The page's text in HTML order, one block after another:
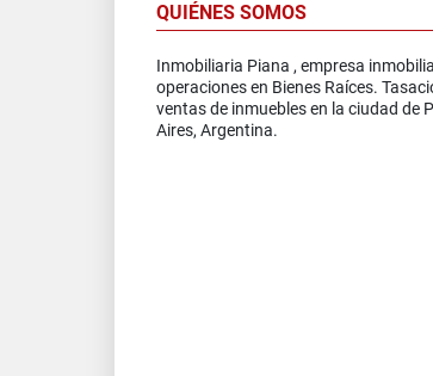
QUIÉNES SOMOS
Inmobiliaria Piana , empresa
operaciones en Bienes Raíces.
ventas de inmuebles en la ciudad de
Aires, Argentina.